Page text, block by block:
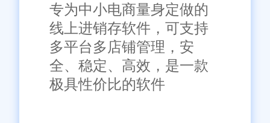
专为中小电商量身定做的
线上进销存软件，可支持
多平台多店铺管理，安
全、稳定、高效，是一款
极具性价比的软件